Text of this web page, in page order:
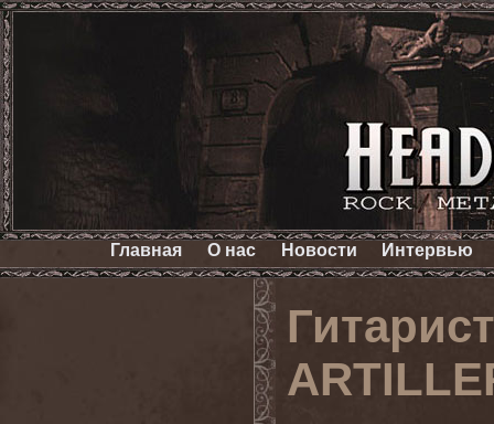
Главная О нас Новости Интервью